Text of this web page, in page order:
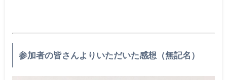
参加者の皆さんよりいただいた感想（無記名）